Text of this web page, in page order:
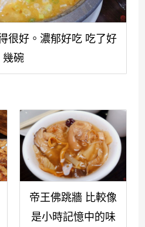
很好。濃郁好吃 吃了好
幾碗
帝王佛跳牆 比較像
是小時記憶中的味